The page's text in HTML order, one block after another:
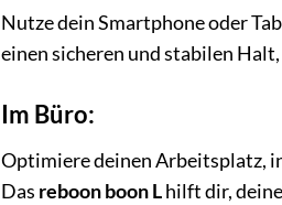
Nutze dein Smartphone oder
einen sicheren und stabilen
Im Büro:
Optimiere deinen Arbeitsplatz,
Das reboon boon Lhilft dir,